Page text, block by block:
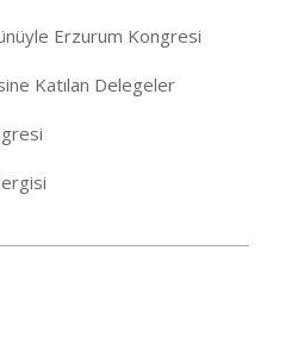
Erzurum Kongresi
Katılan Delegeler